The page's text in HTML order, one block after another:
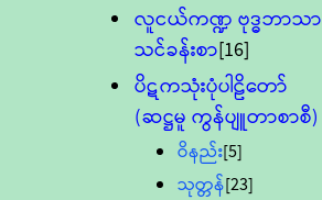
လူငယ်ကဏ္ဍ ဗုဒ္ဓဘာသာ
သင်ခန်းစာ[16]
ပိဋကသုံးပုံပါဠိတော်
(ဆဋ္ဌမူ ကွန်ပျူတာစာစီ)
ဝိနည်း[5]
သုတ္တန်[23]